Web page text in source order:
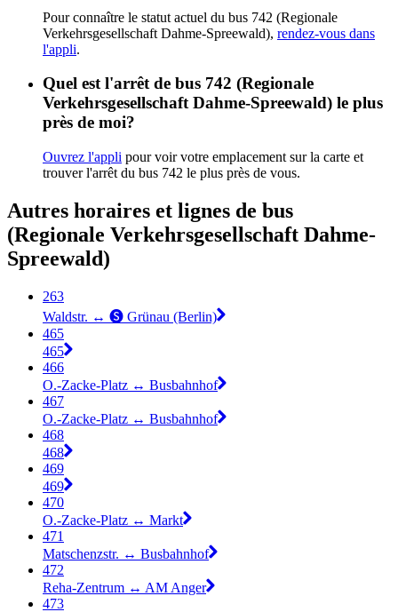
Pour connaître le statut actuel du bus 742 (Regionale
Verkehrsgesellschaft Dahme-Spreewald), rendez-vous dans
l'appli.
Quel est l'arrêt de bus 742 (Regionale
Verkehrsgesellschaft Dahme-Spreewald) le plus
près de moi?
Ouvrez l'appli pour voir votre emplacement sur la carte et
trouver l'arrêt du bus 742 le plus près de vous.
Autres horaires et lignes de bus
(Regionale Verkehrsgesellschaft Dahme-
Spreewald)
263
Waldstr. ↔︎ 🅢 Grünau (Berlin)
465
465
466
O.-Zacke-Platz ↔︎ Busbahnhof
467
O.-Zacke-Platz ↔︎ Busbahnhof
468
468
469
469
470
O.-Zacke-Platz ↔︎ Markt
471
Matschenzstr. ↔︎ Busbahnhof
472
Reha-Zentrum ↔︎ AM Anger
473